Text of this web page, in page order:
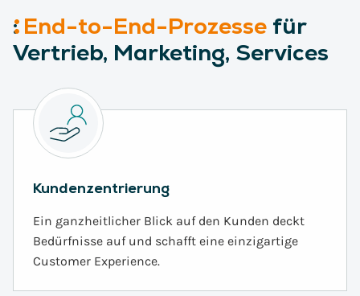
:End-to-End-Prozesse für
Vertrieb, Marketing, Services
Kundenzentrierung
Ein ganzheitlicher Blick auf den Kunden deckt
Bedürfnisse auf und schafft eine einzigartige
Customer Experience.